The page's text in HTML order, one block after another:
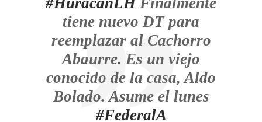
tiene nuevo DT para
reemplazar al Cachorro
Abaurre. Es un viejo
conocido de la casa, Aldo
Bolado. Asume el lunes
#FederalA